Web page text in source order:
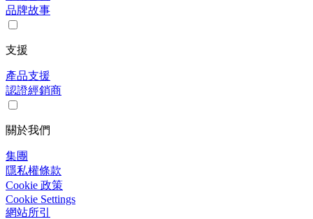
品牌故事
支援
產品支援
認證經銷商
關於我們
集團
隱私權條款
Cookie 政策
Cookie Settings
網站所引